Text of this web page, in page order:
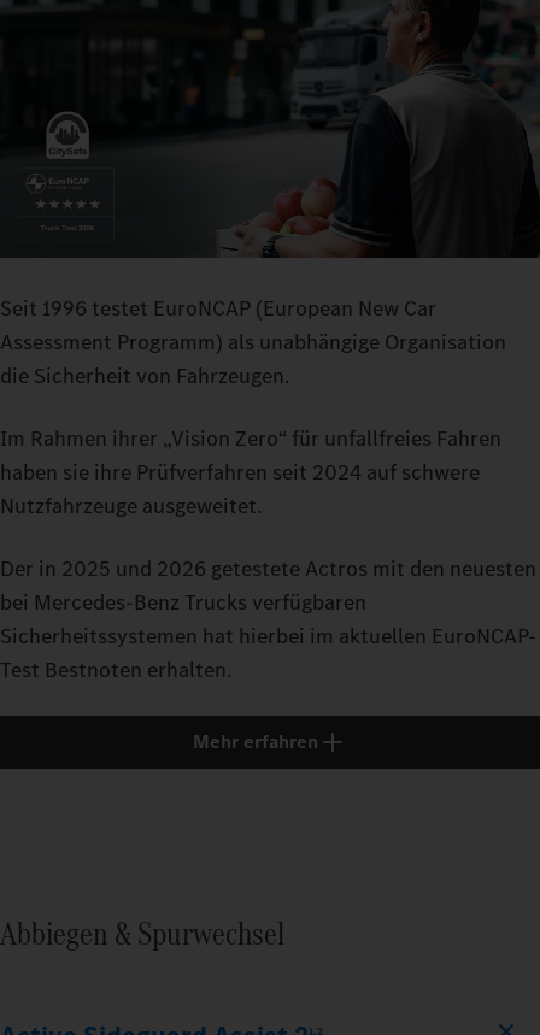
Seit 1996 testet EuroNCAP (European New Car
Assessment Programm) als unabhängige Organisation
die Sicherheit von Fahrzeugen.
Im Rahmen ihrer „Vision Zero“ für unfallfreies Fahren
haben sie ihre Prüfverfahren seit 2024 auf schwere
Nutzfahrzeuge ausgeweitet.
Der in 2025 und 2026 getestete Actros mit den neuesten
bei Mercedes-Benz Trucks verfügbaren
Sicherheitssystemen hat hierbei im aktuellen EuroNCAP-
Test Bestnoten erhalten.
Mehr erfahren
Abbiegen & Spurwechsel
1,2